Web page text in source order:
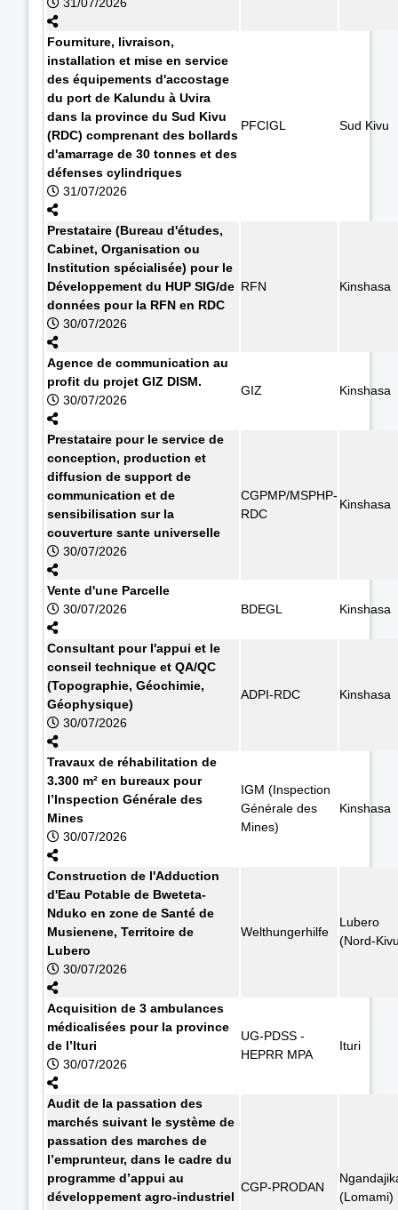
Fourniture, livraison,
installation et mise en service
des équipements d'accostage
du port de Kalundu à Uvira
dans la province du Sud Kivu
(RDC) comprenant des bollards
d'amarrage de 30 tonnes et des
défenses cylindriques
31/07/2026
PFCIGL Sud Kivu
Prestataire (Bureau d'études,
Cabinet, Organisation ou
Institution spécialisée) pour le
Développement du HUP SIG/de
données pour la RFN en RDC
30/07/2026
RFN Kinshasa
Agence de communication au
profit du projet GIZ DISM.
30/07/2026
GIZ Kinshasa
Prestataire pour le service de
conception, production et
diffusion de support de
communication et de
sensibilisation sur la
couverture sante universelle
30/07/2026
CGPMP/MSPHP-
RDC
Kinshasa
Vente d'une Parcelle
30/07/2026
BDEGL Kinshasa
Consultant pour l'appui et le
conseil technique et QA/QC
(Topographie, Géochimie,
Géophysique)
30/07/2026
ADPI-RDC Kinshasa
Travaux de réhabilitation de
3.300 m² en bureaux pour
l’Inspection Générale des
Mines
30/07/2026
IGM (Inspection
Générale des
Mines)
Kinshasa
Construction de l'Adduction
d'Eau Potable de Bweteta-
Nduko en zone de Santé de
Musienene, Territoire de
Lubero
30/07/2026
Welthungerhilfe
Lubero
(Nord-
Acquisition de 3 ambulances
médicalisées pour la province
de l’Ituri
30/07/2026
UG-PDSS -
HEPRR MPA
Ituri
Audit de la passation des
marchés suivant le système de
passation des marches de
l’emprunteur, dans le cadre du
programme d’appui au
développement agro-industriel
CGP-PRODAN
(Lomami)